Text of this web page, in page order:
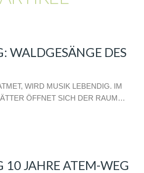
WALDGESÄNGE DES
WIRD MUSIK LEBENDIG. IM
ÖFFNET SICH DER RAUM…
10 JAHRE ATEM-WEG